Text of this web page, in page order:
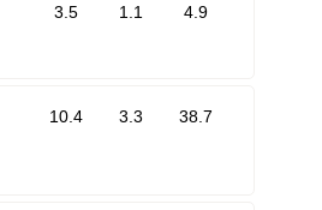
3.5 1.1 4.9
10.4 3.3 38.7